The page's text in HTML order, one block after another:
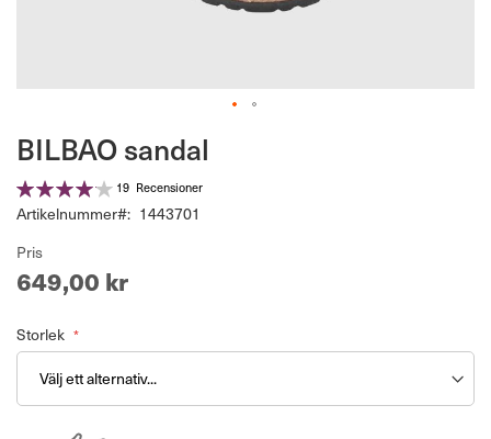
BILBAO sandal
Betyg:
83%
19 Recensioner
Artikelnummer
1443701
Pris
649,00 kr
Storlek
till
början
av
bildgalleriet